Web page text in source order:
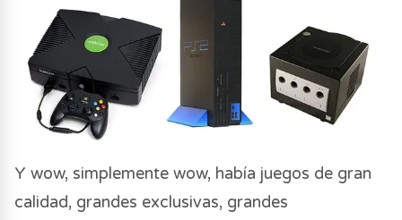
Y wow, simplemente wow, había juegos de gran
calidad, grandes exclusivas, grandes